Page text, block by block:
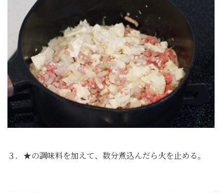
３．★の調味料を加えて、数分煮込んだら火を止める。